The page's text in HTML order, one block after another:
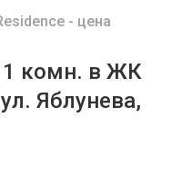
- цена
1 комн. в ЖК
Яблунева,